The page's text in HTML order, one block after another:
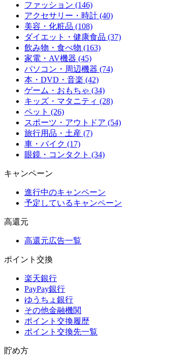
ファッション (146)
アクセサリー・時計 (40)
美容・化粧品 (108)
ダイエット・健康食品 (37)
飲み物・食べ物 (163)
家電・AV機器 (45)
パソコン・周辺機器 (74)
本・DVD・音楽 (42)
ゲーム・おもちゃ (34)
キッズ・マタニティ (28)
ペット (26)
スポーツ・アウトドア (54)
旅行用品・土産 (7)
車・バイク (17)
眼鏡・コンタクト (34)
キャンペーン
進行中のキャンペーン
予定しているキャンペーン
高還元
高還元広告一覧
ポイント交換
楽天銀行
PayPay銀行
ゆうちょ銀行
その他金融機関
ポイント交換履歴
ポイント交換先一覧
貯め方